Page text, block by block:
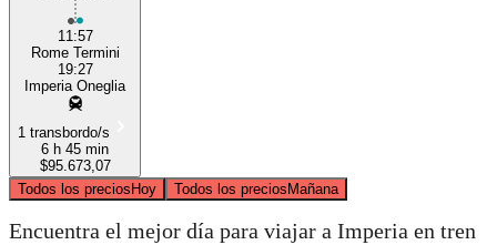
11:57
Rome Termini
19:27
Imperia Oneglia
1 transbordo/s
6 h 45 min
$95.673,07
Todos los preciosHoy Todos los preciosMañana
Encuentra el mejor día para viajar a Imperia en tren